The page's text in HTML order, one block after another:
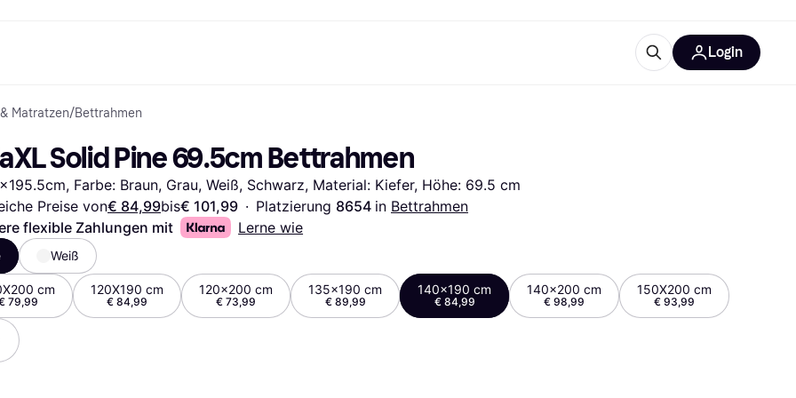
Shopping und Cashback
Shops entdecken
Mitgliedschaft
Klarna GuthabenFlexkonto
Festgeldkonto
Shoppe und vergleiche Preise
Schönheit & Gesundheit
Bekleidung & Accessoires
Spielzeug & Hobbys
Möbel & Haushalt
TV & Audio
Sport & Freizeit
Computer
Renovierung & Bau
Mobilgeräte & Wearables
Kinder & Familie
Fahrzeuge & Zubehör
Garten & Außenbereich
Küchengeräte
Haushaltsgeräte
Alle Kategorien
Login
Matratzen/Bettrahmen
Solid Pine 69.5cm Bettrahmen
Farbe: Braun, Grau, Weiß, Schwarz, Material: Kiefer, Höhe: 69.5 cm
Preise von€ 84,99bis€ 101,99 · Platzierung 8654 in Bettrahmen
flexible Zahlungen mit
Lerne wie
Weiß
cm
79,99
120X190 cm
€ 84,99
120x200 cm
€ 73,99
135x190 cm
€ 89,99
140x190 cm
€ 84,99
140x200 cm
€ 98,99
150X200 cm
€ 93,99